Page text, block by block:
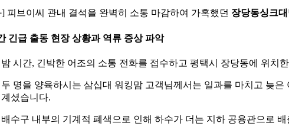
피브이씨 관내 결석을 완벽히 소통 마감하여 가혹했던 장당동싱크대
긴급 출동 현장 상황과 역류 증상 파악
시간, 긴박한 어조의 소통 전화를 접수하고 평택시 장당동에 위치
명을 양육하시는 삼십대 워킹맘 고객님께서는 일과를 마치고 늦
셨습니다.
수구 내부의 기계적 폐색으로 인해 하수가 더는 지하 공용관으로